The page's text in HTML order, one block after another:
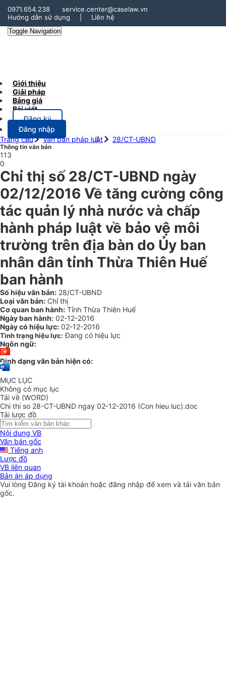
0971.654.238
service.center@caselaw.vn
Hướng dẫn sử dụng
Liên hệ
Toggle Navigation
Giới thiệu
Giải pháp
Bảng giá
Bài viết
Đăng ký
Đăng nhập
Trang chủ
Văn bản pháp luật 28/CT-UBND
Thông tin văn bản
113
0
Chỉ thị số 28/CT-UBND ngày
02/12/2016 Về tăng cường công
tác quản lý nhà nước và chấp
hành pháp luật về bảo vệ môi
trường trên địa bàn do Ủy ban
nhân dân tỉnh Thừa Thiên Huế
ban hành
Số hiệu văn bản: 28/CT-UBND
Loại văn bản: Chỉ thị
Cơ quan ban hành: Tỉnh Thừa Thiên Huế
Ngày ban hành: 02-12-2016
Ngày có hiệu lực: 02-12-2016
Tình trạng hiệu lực: Đang có hiệu lực
Ngôn ngữ:
Định dạng văn bản hiện có:
MỤC LỤC
Không có mục lục
Tải về (WORD)
Chi thi so 28-CT-UBND ngay 02-12-2016 (Con hieu luc).doc
Tải lược đồ
Nội dung VB
Văn bản gốc
Tiếng anh
Lược đồ
VB liên quan
Bản án áp dụng
Vui lòngĐăng ký tài khoản hoặc đăng nhập để xem và tải văn bản
gốc.